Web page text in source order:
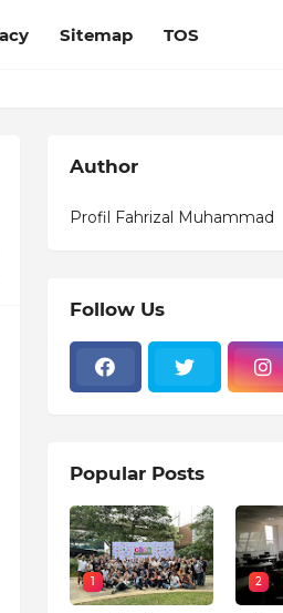
Sitemap TOS
Author
Profil Fahrizal Muhammad
Follow Us
Popular Posts
1 2